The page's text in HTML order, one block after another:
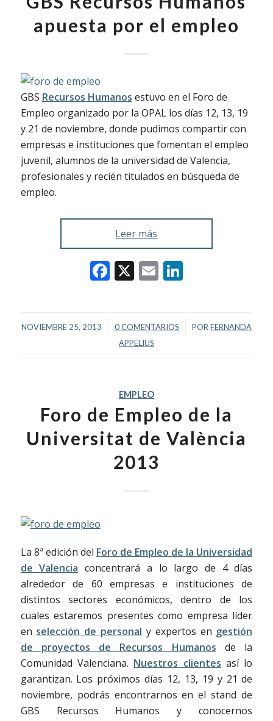
apuesta por el empleo
GBS Recursos Humanos estuvo en el Foro de
Empleo organizado por la OPAL los días 12, 13, 19
y 21 de noviembre, donde pudimos compartir con
empresas e instituciones que fomentan el empleo
juvenil, alumnos de la universidad de Valencia,
profesionales y recién titulados en búsqueda de
empleo.
Leer más
Facebook
X EmailLinkedIn
NOVIEMBRE 25, 2013
/ 0 COMENTARIOS
/ POR FERNANDA
APPELIUS
EMPLEO
Foro de Empleo de la
Universitat de València
2013
La 8ª edición del Foro de Empleo de la Universidad
de Valencia concentrará a lo largo de 4 días
alrededor de 60 empresas e instituciones de
distintos sectores económicos, dentro de los
cuales estaremos presentes como empresa líder
en selección de personal y expertos en gestión
de proyectos de Recursos Humanos
de la
Comunidad Valenciana. Nuestros clientes así lo
garantizan. Los próximos días 12, 13, 19 y 21 de
noviembre, podrás encontrarnos en el stand de
GBS Recursos Humanos y conocernos